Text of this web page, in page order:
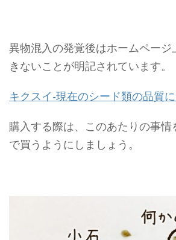
異物混入の発覚後はホームページ
きないことが明記されています。
キクスイ-現在のシード類の品質
購入する際は、このあたりの事情
で買うようにしましょう。